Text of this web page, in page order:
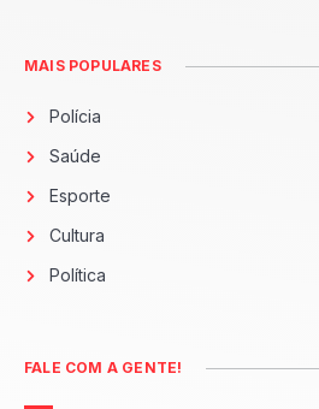
MAIS POPULARES
Polícia
Saúde
Esporte
Cultura
Política
FALE COM A GENTE!